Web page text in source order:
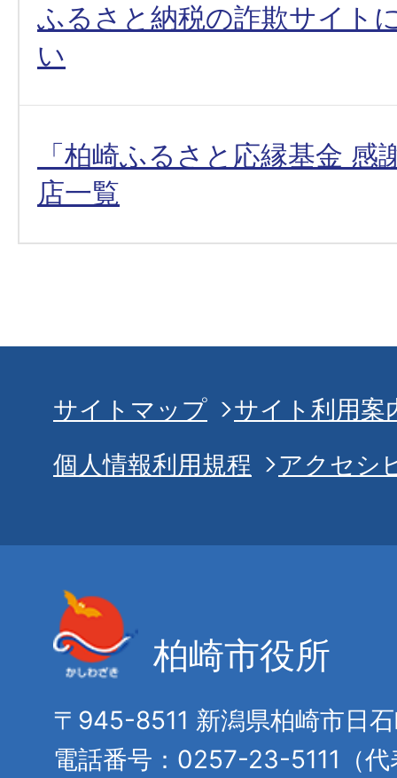
ふるさと納税の詐欺サイト
い
「柏崎ふるさと応縁基金 感
店一覧
サイトマップ
サイト利用案
個人情報利用規程
アクセシ
柏崎市役所
〒945-8511 新潟県柏崎市日
電話番号：0257-23-5111（代